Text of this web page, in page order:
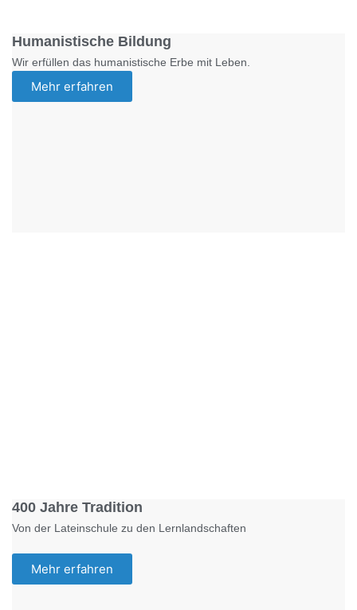
Humanistische Bildung
Wir erfüllen das humanistische Erbe mit Leben.
Mehr erfahren
400 Jahre Tradition
Von der Lateinschule zu den Lernlandschaften
Mehr erfahren